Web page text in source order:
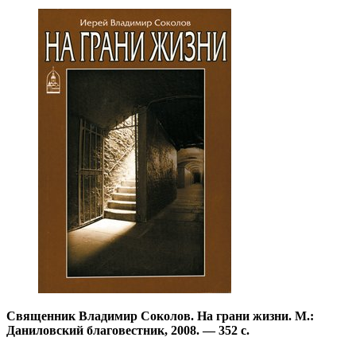
Священник Владимир Соколов. На грани жизни. М.:
Даниловский благовестник, 2008. — 352 с.